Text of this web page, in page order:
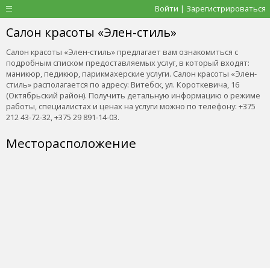
Войти | Зарегистрироваться
Салон красоты «Элен-стиль»
Салон красоты «Элен-стиль» предлагает вам ознакомиться с
подробным списком предоставляемых услуг, в который входят:
маникюр, педикюр, парикмахерские услуги. Салон красоты «Элен-
стиль» располагается по адресу: Витебск, ул. Короткевича, 16
(Октябрьский район). Получить детальную информацию о режиме
работы, специалистах и ценах на услуги можно по телефону: +375
212 43-72-32, +375 29 891-14-03.
Месторасположение